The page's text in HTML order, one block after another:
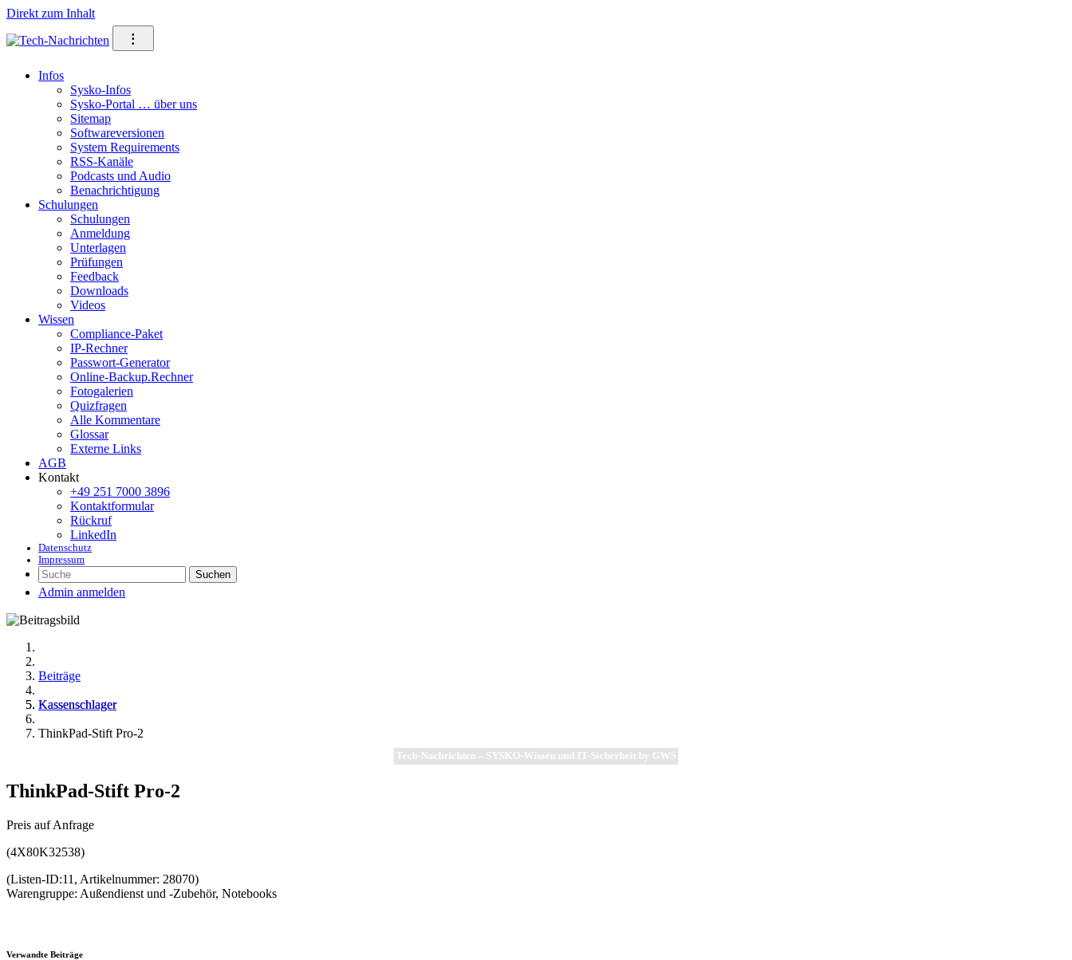
Direkt zum Inhalt
⁝
Infos
Sysko-Infos
Sysko-Portal … über uns
Sitemap
Softwareversionen
System Requirements
RSS-Kanäle
Podcasts und Audio
Benachrichtigung
Schulungen
Schulungen
Anmeldung
Unterlagen
Prüfungen
Feedback
Downloads
Videos
Wissen
Compliance-Paket
IP-Rechner
Passwort-Generator
Online-Backup.Rechner
Fotogalerien
Quizfragen
Alle Kommentare
Glossar
Externe Links
AGB
Kontakt
+49 251 7000 3896
Kontaktformular
Rückruf
LinkedIn
Datenschutz
Impressum
Suchen
Admin anmelden
Beiträge
Kassenschlager
ThinkPad-Stift Pro-2
Tech-Nachrichten – SYSKO-Wissen und IT-Sicherheit by GWS
ThinkPad-Stift Pro-2
Preis auf Anfrage
(4X80K32538)
(Listen-ID:11, Artikelnummer: 28070)
Warengruppe: Außendienst und -Zubehör, Notebooks
Verwandte Beiträge